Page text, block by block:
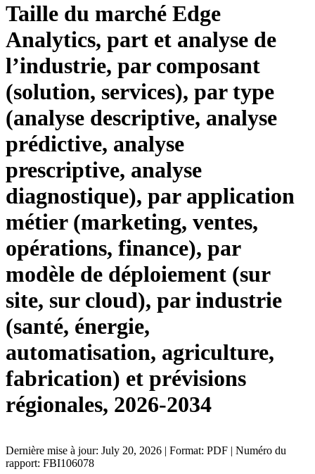
Taille du marché Edge
Analytics, part et analyse de
l’industrie, par composant
(solution, services), par type
(analyse descriptive, analyse
prédictive, analyse
prescriptive, analyse
diagnostique), par application
métier (marketing, ventes,
opérations, finance), par
modèle de déploiement (sur
site, sur cloud), par industrie
(santé, énergie,
automatisation, agriculture,
fabrication) et prévisions
régionales, 2026-2034
Dernière mise à jour: July 20, 2026 | Format: PDF | Numéro du
rapport: FBI106078